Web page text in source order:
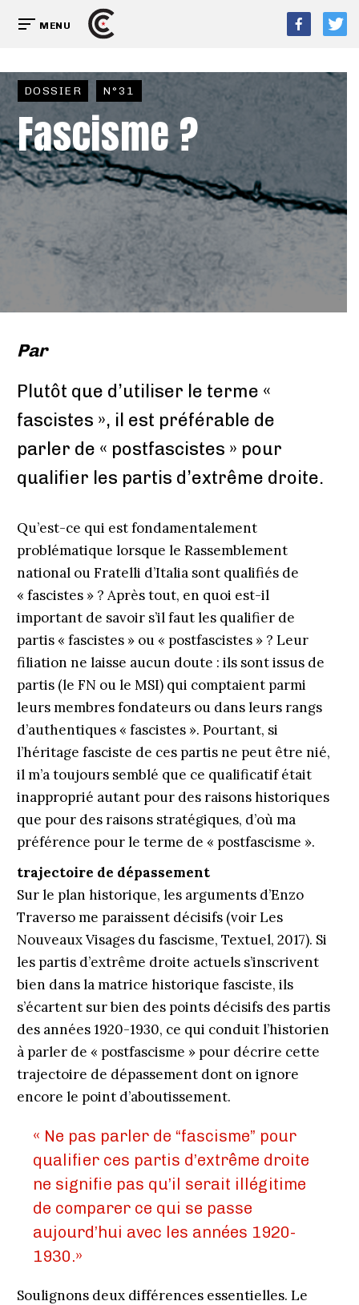
MENU
DOSSIER N°31
Fascisme ?
Par
Plutôt que d’utiliser le terme «
fascistes », il est préférable de
parler de « postfascistes » pour
qualifier les partis d’extrême droite.
Qu’est-ce qui est fondamentalement
problématique lorsque le Rassemblement
national ou Fratelli d’Italia sont qualifiés de
« fascistes » ? Après tout, en quoi est-il
important de savoir s’il faut les qualifier de
partis « fascistes » ou « postfascistes » ? Leur
filiation ne laisse aucun doute : ils sont issus de
partis (le FN ou le MSI) qui comptaient parmi
leurs membres fondateurs ou dans leurs rangs
d’authentiques « fascistes ». Pourtant, si
l’héritage fasciste de ces partis ne peut être nié,
il m’a toujours semblé que ce qualificatif était
inapproprié autant pour des raisons historiques
que pour des raisons stratégiques, d’où ma
préférence pour le terme de « postfascisme ».
trajectoire de dépassement
Sur le plan historique, les arguments d’Enzo
Traverso me paraissent décisifs (voir Les
Nouveaux Visages du fascisme, Textuel, 2017). Si
les partis d’extrême droite actuels s’inscrivent
bien dans la matrice historique fasciste, ils
s’écartent sur bien des points décisifs des partis
des années 1920-1930, ce qui conduit l’historien
à parler de « postfascisme » pour décrire cette
trajectoire de dépassement dont on ignore
encore le point d’aboutissement.
« Ne pas parler de “fascisme” pour
qualifier ces partis d’extrême droite
ne signifie pas qu’il serait illégitime
de comparer ce qui se passe
aujourd’hui avec les années 1920-
1930.»
Soulignons deux différences essentielles. Le